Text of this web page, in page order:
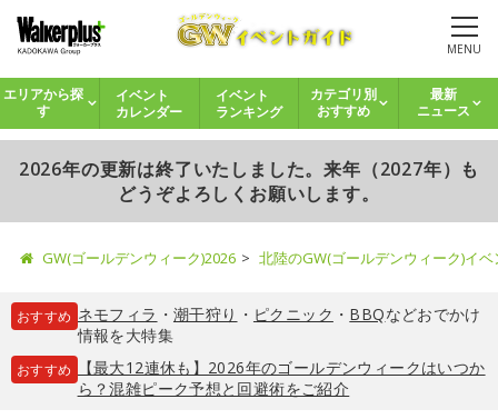
MENU
エリアから探
す
イベント
カレンダー
イベント
ランキング
カテゴリ別
おすすめ
最新
ニュース
2026年の更新は終了いたしました。来年（2027年）も
どうぞよろしくお願いします。
GW(ゴールデンウィーク)2026 北陸のGW(ゴールデンウィーク)イ
おすすめ ネモフィラ ・ 潮干狩り ・ ピクニック ・ BBQなどおでかけ
情報を大特集
おすすめ
【最大12連休も】2026年のゴールデンウィークはいつか
ら？混雑ピーク予想と回避術をご紹介